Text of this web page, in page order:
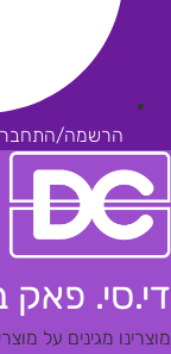
הרשמה/
די.סי. פאק
מוצרינו מגינים על מוצריך